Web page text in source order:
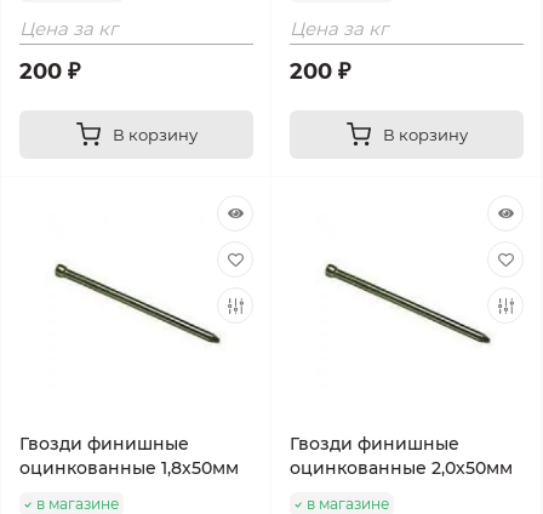
Цена за кг
200 ₽
В корзину
Цена за кг
200 ₽
В корзину
Гвозди финишные
оцинкованные 1,8х50мм
в магазине
Гвозди финишные
оцинкованные 2,0х50мм
в магазине